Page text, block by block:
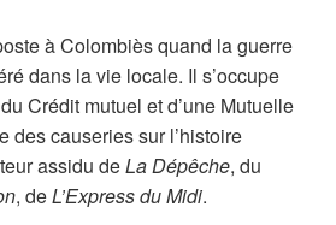
à Colombiès quand la guerre
dans la vie locale. Il s’occupe
Crédit mutuel et d’une Mutuelle
des causeries sur l’histoire
assidu deLa Dépêche, du
, deL’Express du Midi.